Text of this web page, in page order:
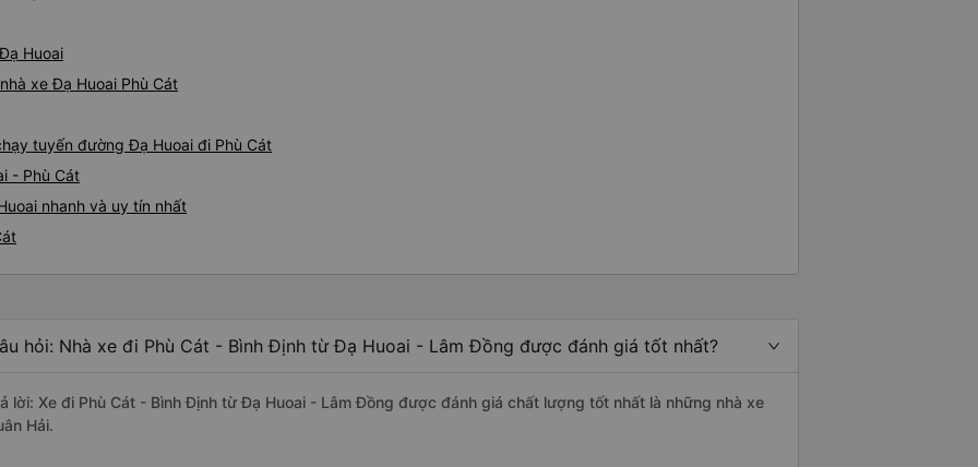
Huoai
xe Đạ Huoai Phù Cát
tuyến đường Đạ Huoai đi Phù Cát
- Phù Cát
nhanh và uy tín nhất
hỏi: Nhà xe đi Phù Cát - Bình Định từ Đạ Huoai - Lâm Đồng được đánh giá tốt nhất?
lời: Xe đi Phù Cát - Bình Định từ Đạ Huoai - Lâm Đồng được đánh giá chất lượng tốt nhất là những nhà xe
Hải.